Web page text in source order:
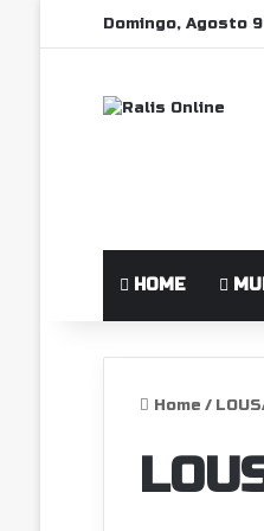
Domingo, Agosto
HOME
Home /